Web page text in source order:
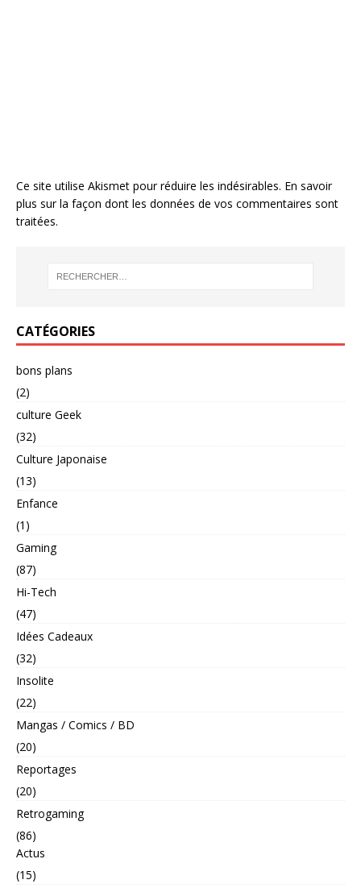
Ce site utilise Akismet pour réduire les indésirables. En savoir
plus sur la façon dont les données de vos commentaires sont
traitées.
CATÉGORIES
bons plans
(2)
culture Geek
(32)
Culture Japonaise
(13)
Enfance
(1)
Gaming
(87)
Hi-Tech
(47)
Idées Cadeaux
(32)
Insolite
(22)
Mangas / Comics / BD
(20)
Reportages
(20)
Retrogaming
(86)
Actus
(15)